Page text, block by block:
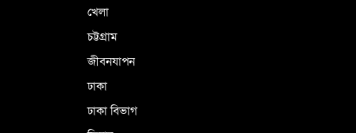
খেলা
চট্টগ্রাম
জীবনযাপন
ঢাকা
ঢাকা বিভাগ